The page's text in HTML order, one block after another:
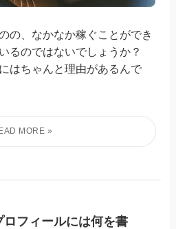
の、なかなか稼ぐことができ
るのではないでしょうか？
はちゃんと理由があるんで
ロフィールには何を書